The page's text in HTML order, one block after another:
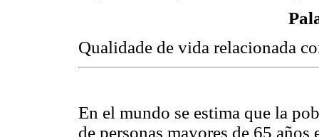
Qualidade de vida relacionada
En el mundo se estima que la
de personas mayores de 65